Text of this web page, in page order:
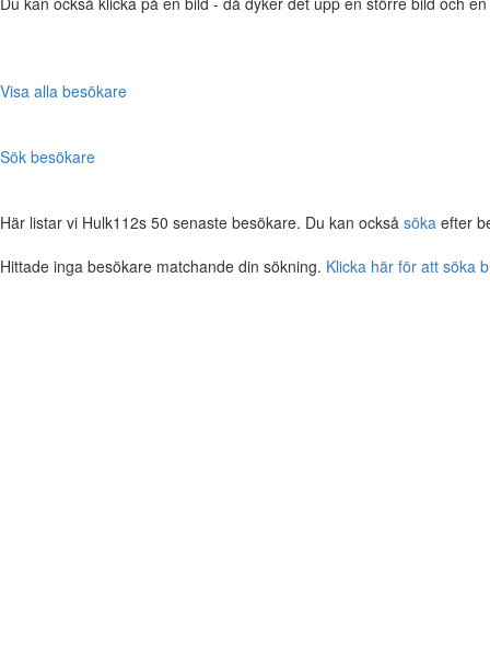
Visa alla besökare
Sök besökare
Här listar vi Hulk112s 50 senaste besökare. Du kan också söka efter
Hittade inga besökare matchande din sökning. Klicka här för att söka